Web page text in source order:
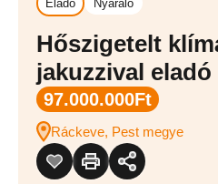
Eladó Nyaraló
Hőszigetelt
jakuzzival eladó
97.000.000Ft
Ráckeve, Pest megye